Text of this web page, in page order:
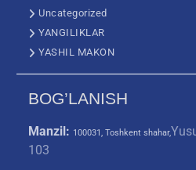
Uncategorized
YANGILIKLAR
YASHIL MAKON
BOG’LANISH
Manzil: 100031, Toshkent shahar,
103